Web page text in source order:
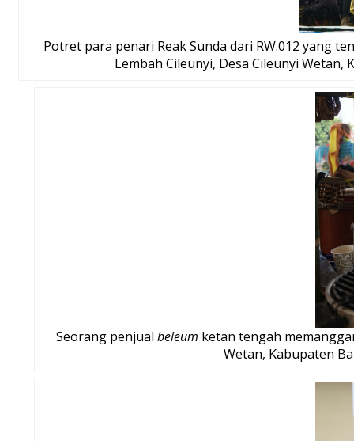
Potret para penari Reak Sunda dari RW.012 yang
Lembah Cileunyi, Desa Cileunyi
Seorang penjual beleum ketan tengah
Wetan, Kabupaten